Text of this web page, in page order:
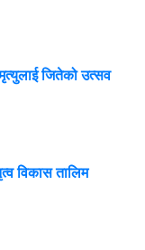
मृत्युलाई जितेको उत्सव
विकास तालिम